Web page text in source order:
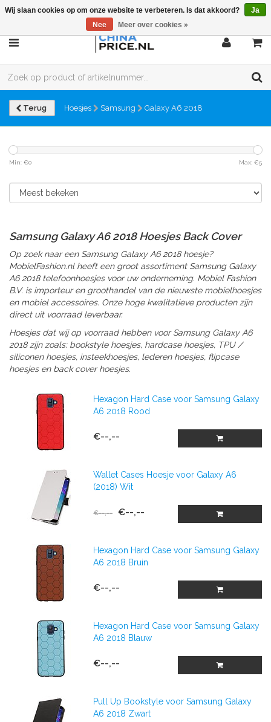
Terug Hoesjes Samsung Galaxy A6 2018
Min: €0 Max: €5
Samsung Galaxy A6 2018 Hoesjes Back Cover
Op zoek naar een Samsung Galaxy A6 2018 hoesje?
MobielFashion.nl heeft een groot assortiment Samsung Galaxy
A6 2018 telefoonhoesjes voor uw onderneming. Mobiel Fashion
B.V. is importeur en groothandel van de nieuwste mobielhoesjes
en mobiel accessoires. Onze hoge kwalitatieve producten zijn
direct uit voorraad leverbaar.
Hoesjes dat wij op voorraad hebben voor Samsung Galaxy A6
2018 zijn zoals: bookstyle hoesjes, hardcase hoesjes, TPU /
siliconen hoesjes, insteekhoesjes, lederen hoesjes, flipcase
hoesjes en back cover hoesjes.
Hexagon Hard Case voor Samsung Galaxy
A6 2018 Rood
€--,--
Wallet Cases Hoesje voor Galaxy A6
(2018) Wit
€--,-- €--,--
Hexagon Hard Case voor Samsung Galaxy
A6 2018 Bruin
€--,--
Hexagon Hard Case voor Samsung Galaxy
A6 2018 Blauw
€--,--
Pull Up Bookstyle voor Samsung Galaxy
A6 2018 Zwart
Wij slaan cookies op om onze website te verbeteren. Is dat akkoord?
Ja
Nee
Meer over cookies »